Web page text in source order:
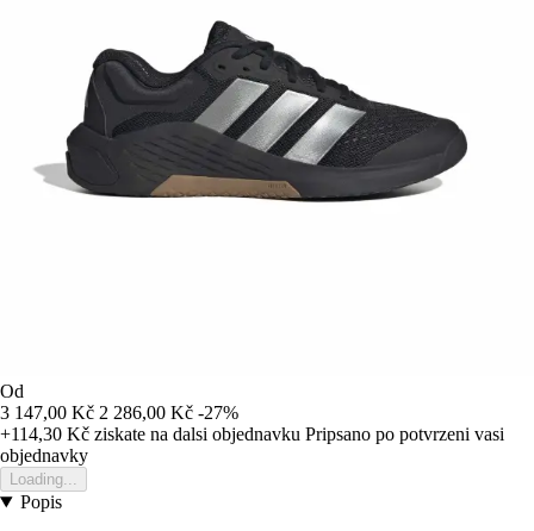
Od
3 147,00 Kč 2 286,00 Kč -27%
+114,30 Kč ziskate na dalsi objednavku Pripsano po potvrzeni vasi
objednavky
Loading...
Popis